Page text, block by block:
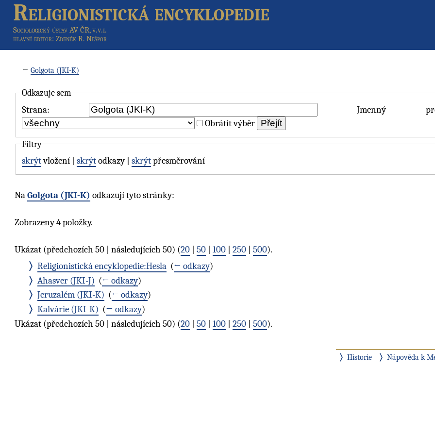
Religionistická encyklopedie
Sociologický ústav AV ČR, v.v.i.
hlavní editor: Zdeněk R. Nešpor
← Golgota (JKI-K)
Odkazuje sem
Strana:
Jmenný
Obrátit výběr
Filtry
skrýtvložení | skrýtodkazy | skrýtpřesměrování
NaGolgota (JKI-K) odkazují tyto stránky:
Zobrazeny 4 položky.
Ukázat (předchozích 50 | následujících 50) (20 50 100 250 500).
Religionistická encyklopedie:Hesla‎ (← odkazy)
Ahasver (JKI-J) (← odkazy)
Jeruzalém (JKI-K) (← odkazy)
Kalvárie (JKI-K) (← odkazy)
Ukázat (předchozích 50 | následujících 50) (20 50 100 250 500).
Historie Nápověda k